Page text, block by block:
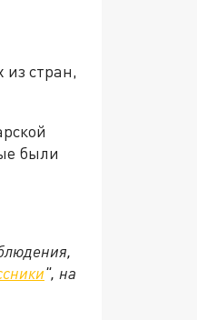
стран,
были
", на